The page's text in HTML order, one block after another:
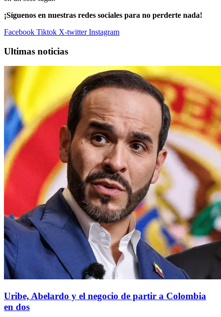
¡Síguenos en nuestras redes sociales para no perderte nada!
Facebook Tiktok X-twitter Instagram
Ultimas noticias
Uribe, Abelardo y el negocio de partir a Colombia
en dos